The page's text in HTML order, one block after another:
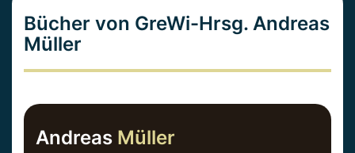
Bücher von GreWi-Hrsg. Andreas
Müller
Andreas Müller